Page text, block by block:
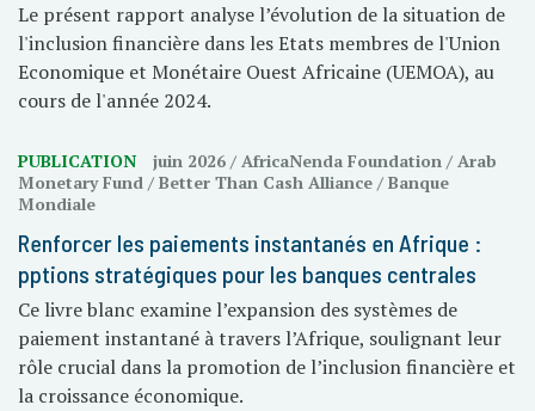
Le présent rapport analyse l’évolution de la situation de
l'inclusion financière dans les Etats membres de l'Union
Economique et Monétaire Ouest Africaine (UEMOA), au
cours de l'année 2024.
PUBLICATION juin 2026 / AfricaNenda Foundation / Arab
Monetary Fund / Better Than Cash Alliance / Banque
Mondiale
Renforcer les paiements instantanés en Afrique :
pptions stratégiques pour les banques centrales
Ce livre blanc examine l’expansion des systèmes de
paiement instantané à travers l’Afrique, soulignant leur
rôle crucial dans la promotion de l’inclusion financière et
la croissance économique.